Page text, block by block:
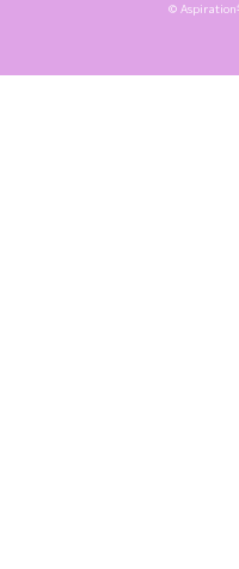
© Aspiration